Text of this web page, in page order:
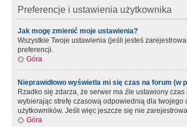
Preferencje i ustawienia użytkownika
Jak mogę zmienić moje ustawienia?
Wszystkie Twoje ustawienia (jeśli jesteś
preferencji.
Góra
Nieprawidłowo wyświetla mi się czas na forum (w
Rzadko się zdarza, że serwer ma źle ustawiony
wybierając strefę czasową odpowiednią dla twojego
użytkowników. Jeśli więc jeszcze się nie
Góra